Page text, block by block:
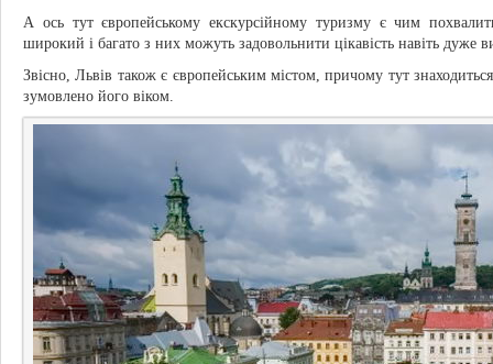
А ось тут європейському екскурсійному туризму є чим
широкий і багато з них можуть задовольнити цікавість навіть дуже
Звісно, Львів також є європейським містом, причому тут
зумовлено його віком.